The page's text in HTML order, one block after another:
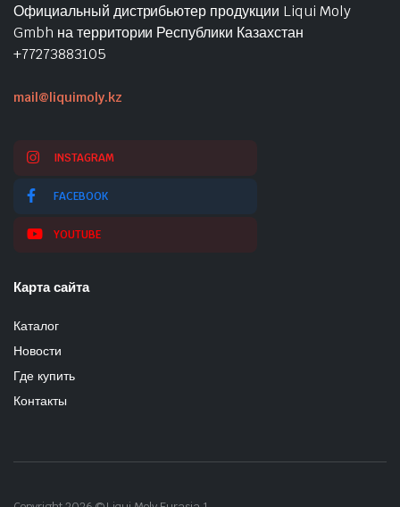
Официальный дистрибьютер продукции Liqui Moly
Gmbh на территории Республики Казахстан
+77273883105
mail@liquimoly.kz
INSTAGRAM
FACEBOOK
YOUTUBE
Карта сайта
Каталог
Новости
Где купить
Контакты